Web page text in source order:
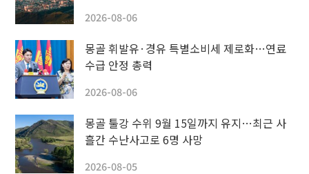
2026-08-06
몽골 휘발유·경유 특별소비세 제로화…연료
수급 안정 총력
2026-08-06
몽골 툴강 수위 9월 15일까지 유지…최근 사
흘간 수난사고로 6명 사망
2026-08-05